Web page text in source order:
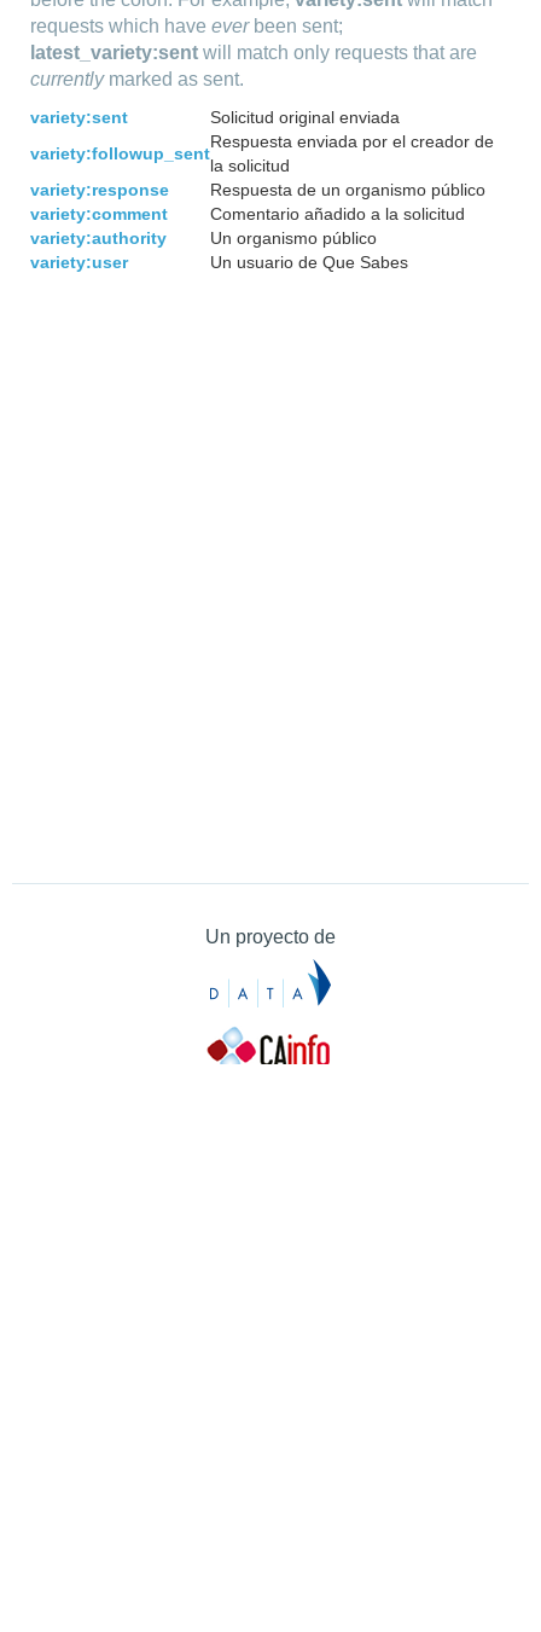
requests which have everbeen sent;
latest_variety:sent will match only requests that are
currentlymarked as sent.
variety:sent
Solicitud original enviada
variety:followup_sent
Respuesta enviada por el creador de
la solicitud
variety:response
Respuesta de un organismo público
variety:comment
Comentario añadido a la solicitud
variety:authority
Un organismo público
variety:user
Un usuario de Que Sabes
Un proyecto de